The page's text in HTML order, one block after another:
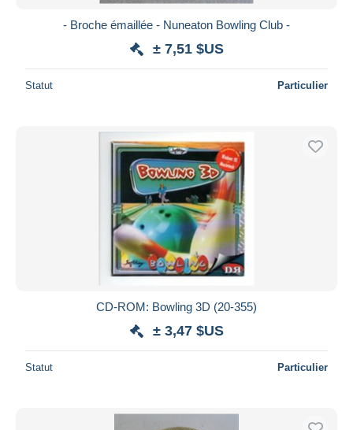
- Broche émaillée - Nuneaton Bowling Club -
± 7,51 $US
Statut Particulier
CD-ROM: Bowling 3D (20-355)
± 3,47 $US
Statut Particulier